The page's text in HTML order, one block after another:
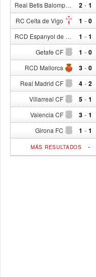
Real Betis Balompié 2 - 1
RC Celta de Vigo 1 - 0
RCD Espanyol de Barcelona 1 - 1
Getafe CF 1 - 0
RCD Mallorca 3 - 0
Real Madrid CF 4 - 2
Villarreal CF 5 - 1
Valencia CF 3 - 1
Girona FC 1 - 1
MÁS RESULTADOS -